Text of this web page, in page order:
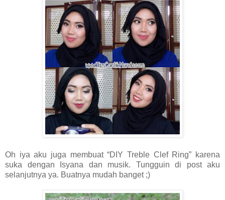
Oh iya aku juga membuat “DIY Treble Clef Ring” karena
suka dengan Isyana dan musik. Tungguin di post aku
selanjutnya ya. Buatnya mudah banget ;)